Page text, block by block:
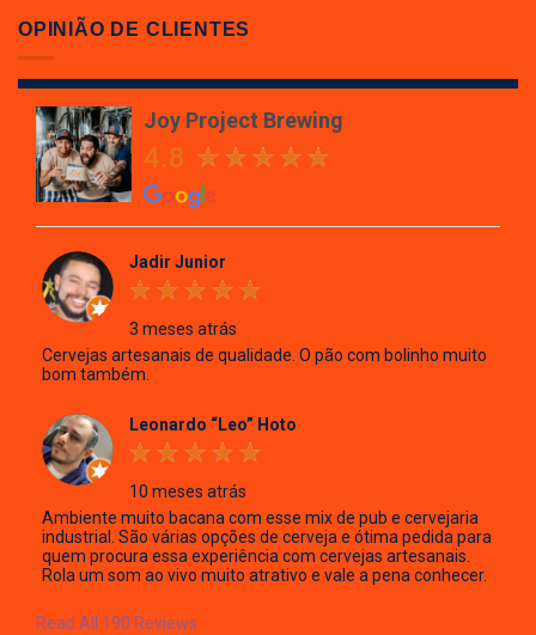
Project
Brewing
OPINIÃO DE CLIENTES
Joy Project Brewing
4.8
Jadir Junior
3 meses atrás
Cervejas artesanais de qualidade. O pão com bolinho muito
bom também.
Leonardo “Leo” Hoto
10 meses atrás
Ambiente muito bacana com esse mix de pub e cervejaria
industrial. São várias opções de cerveja e ótima pedida para
quem procura essa experiência com cervejas artesanais.
Rola um som ao vivo muito atrativo e vale a pena conhecer.
Read All 190 Reviews